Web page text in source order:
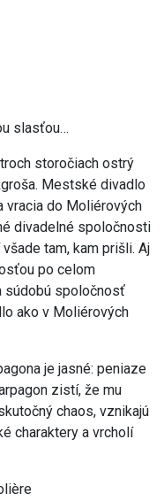
slasťou…
storočiach ostrý
Mestské divadlo
vracia do Moliérových
divadelné spoločnosti
tam, kam prišli. Aj
po celom
súdobú spoločnosť
ako v Moliérových
je jasné: peniaze
zistí, že mu
chaos, vznikajú
charaktery a vrcholí